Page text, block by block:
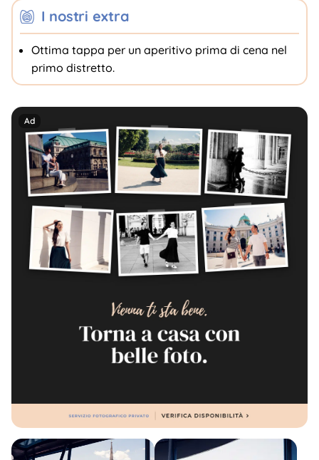
I nostri extra
Ottima tappa per un aperitivo prima di cena nel
primo distretto.